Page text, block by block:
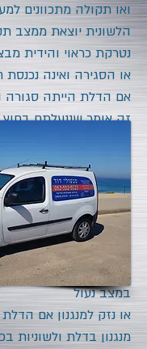
ואו תקולה מתכוונים
הלשונית יוצאת ממצב
נטרקת כראוי והידית
או הסגירה ואינה
אם הדלת הייתה סגורה
זה אומר שננעלתם בחוץ
באשקלון חייגו בכל
אם לשונית הדלת לא
אפשר לנסות לשחררה
להזמין בעל מקצוע
לא לגרום נזק. לשקוף
במצב נעול
או נזק למנגנון אם
מנגנון בדלת ולשוניות